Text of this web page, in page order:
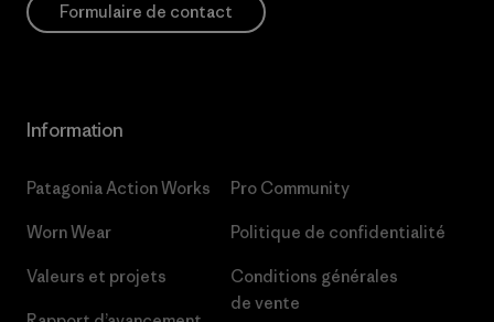
Formulaire de contact
Information
Patagonia Action Works
Worn Wear
Valeurs et projets
Pro Community
Politique de confidentialité
Conditions générales
de vente